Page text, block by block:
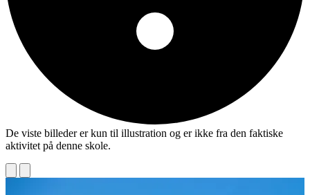
De viste billeder er kun til illustration og er ikke fra den faktiske
aktivitet på denne skole.